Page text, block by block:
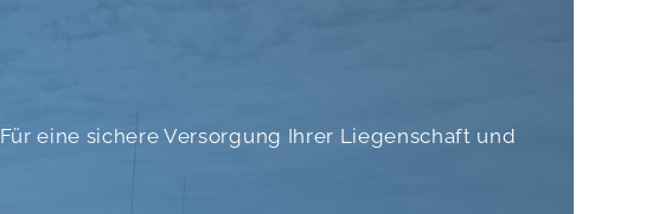
eine sichere Versorgung Ihrer Liegenschaft und